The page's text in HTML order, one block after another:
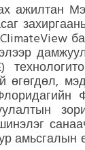
ажилтан
амьсгалын